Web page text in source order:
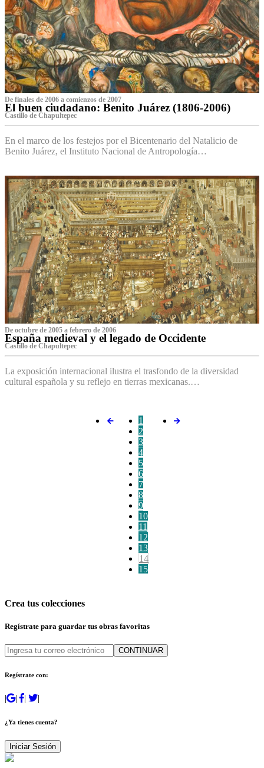
De finales de 2006 a comienzos de 2007
El buen ciudadano: Benito Juárez (1806-2006)
Castillo de Chapultepec
En el marco de los festejos por el Bicentenario del Natalicio de
Benito Juárez, el Instituto Nacional de Antropología…
De octubre de 2005 a febrero de 2006
España medieval y el legado de Occidente
Castillo de Chapultepec
La exposición internacional ilustra el trasfondo de la diversidad
cultural española y su reflejo en tierras mexicanas.…
1
2
3
4
5
6
7
8
9
10
11
12
13
14
15
Crea tus colecciones
Regístrate para guardar tus obras favoritas
CONTINUAR
Regístrate con:
| | | |
¿Ya tienes cuenta?
Iniciar Sesión